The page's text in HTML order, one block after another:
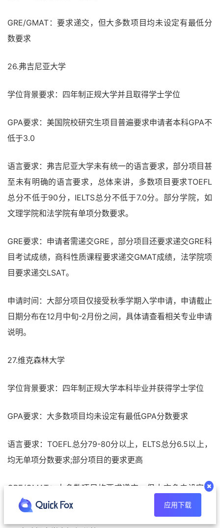
GRE/GMAT：要求递交，但大多数项目均未设定有最低分
数要求
26.弗吉尼亚大学
学位背景要求：四年制正规大学并且取得学士学位
GPA要求：美国院校研究生项目普遍要求申请者本科GPA不
低于3.0
语言要求：弗吉尼亚大学未有统一的语言要求，部分项目甚
至未有明确的语言要求，总体来讲，多数项目要求TOEFL
总分不低于90分，IELTS总分不低于7.0分。部分学院，如
文理学院和法学院有单项分数要求。
GRE要求：申请者需递交GRE，部分项目还要求递交GRE科
目考试成绩，商科性质课程要求递交GMAT成绩，法学院项
目要求递交LSAT。
申请时间：大部分项目仅接受秋季学期入学申请，申请截止
日期分布在12月中旬-2月份之间，具体请查看相关专业申请
说明。
27.维克森林大学
学位背景要求：四年制正规大学本科毕业并获得学士学位
GPA要求：大多数项目均未设定有最低GPA分数要求
语言要求：TOEFL总分79-80分以上，ELTS总分6.5以上，
均无单项分数要求;部分项目的要求更高
GRE/GMAT：大多数项目均要求递交，但大亦多未设定有
最低分数要求
应用下载